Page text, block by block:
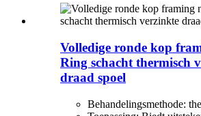
Volledige ronde kop
Ring schacht thermisch
draad spoel
Behandelingsmethode: